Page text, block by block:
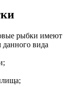
рыбки имеют
вида